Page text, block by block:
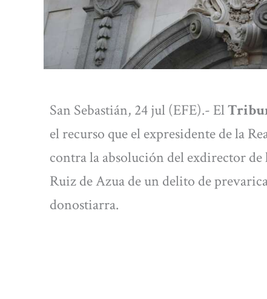
San Sebastián, 24 jul (EFE).- El
el recurso que el expresidente de la
contra la absolución del exdirector
Ruiz de Azua de un delito de
donostiarra.